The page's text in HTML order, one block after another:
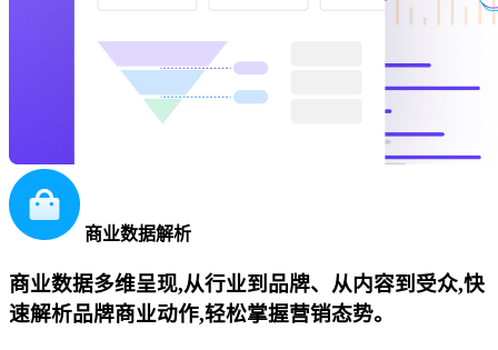
商业数据解析
商业数据多维呈现,从行业到品牌、从内容到受众,快
速解析品牌商业动作,轻松掌握营销态势。